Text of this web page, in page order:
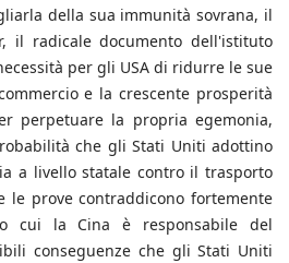
della sua immunità sovrana, il
il radicale documento dell'istituto
per gli USA di ridurre le sue
e la crescente prosperità
perpetuare la propria egemonia,
che gli Stati Uniti adottino
a livello statale contro il trasporto
le prove contraddicono fortemente
cui la Cina è responsabile del
conseguenze che gli Stati Uniti